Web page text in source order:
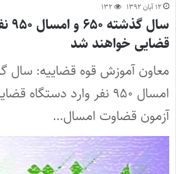
۱۲ آبان ۱۳۹۲ ۱۳۲
قضایی خواهند شد
امسال ۹۵۰ نفر وارد
آزمون قضاوت امسال…